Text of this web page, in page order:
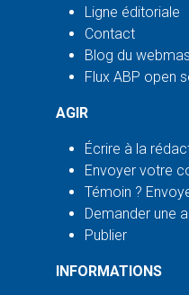
Ligne éditoriale
Contact
Blog du
Flux ABP open
AGIR
Écrire à la
Envoyer votre
Témoin ?
Demander une
Publier
INFORMATIONS